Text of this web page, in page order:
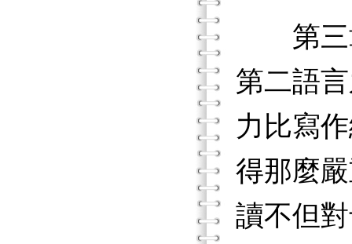
第三章
第二語
力比寫
得那麼
讀不但